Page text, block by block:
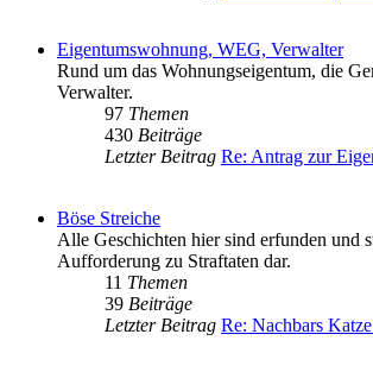
Eigentumswohnung, WEG, Verwalter
Rund um das Wohnungseigentum, die
Verwalter.
97 Themen
430 Beiträge
Letzter Beitrag Re: Antrag zur
Böse Streiche
Alle Geschichten hier sind erfunden und
Aufforderung zu Straftaten dar.
11 Themen
39 Beiträge
Letzter Beitrag Re: Nachbars